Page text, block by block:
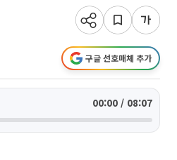
구글 선호매체 추가
00:00 / 08:07